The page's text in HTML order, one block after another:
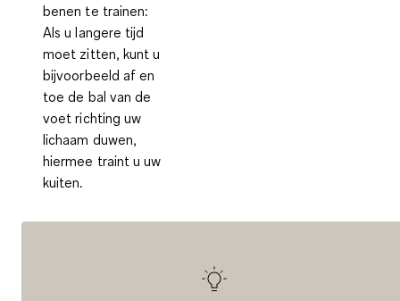
benen te trainen:
Als u langere tijd
moet zitten, kunt u
bijvoorbeeld af en
toe de bal van de
voet richting uw
lichaam duwen,
hiermee traint u uw
kuiten.